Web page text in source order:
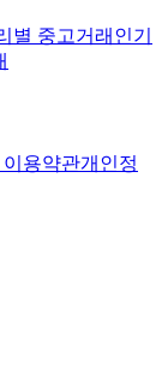
별 중고거래 인기
용약관개인정